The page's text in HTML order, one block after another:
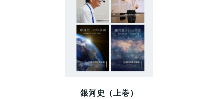
銀河史（上巻）